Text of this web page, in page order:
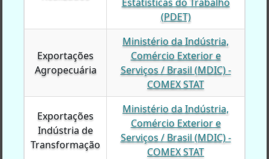
(PDET)
Exportações
Agropecuária
Ministério da Indústria,
Comércio Exterior e
Serviços / Brasil (MDIC) -
COMEX STAT
Exportações
Indústria de
Transformação
Ministério da Indústria,
Comércio Exterior e
Serviços / Brasil (MDIC) -
COMEX STAT
Exportações
Agropecuária
Exportações
Indústria de
Transformação